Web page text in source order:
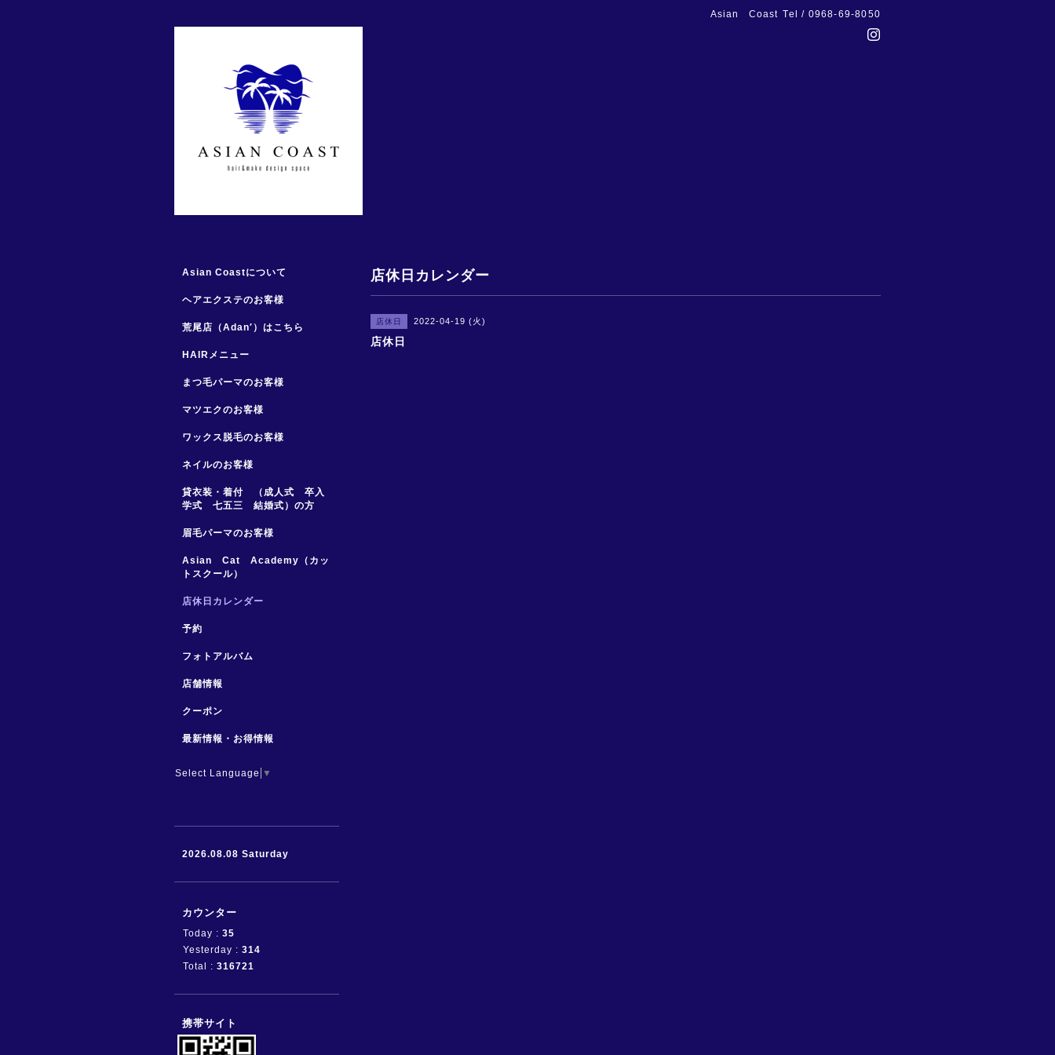
Asian Coast Tel / 0968-69-8050
店休日カレンダー
店休日 2022-04-19 (火)
店休日
Asian Coastについて
ヘアエクステのお客様
荒尾店（Adan′）はこちら
HAIRメニュー
まつ毛パーマのお客様
マツエクのお客様
ワックス脱毛のお客様
ネイルのお客様
貸衣装・着付 （成人式 卒入
学式 七五三 結婚式）の方
眉毛パーマのお客様
Asian Cat Academy（カッ
トスクール）
店休日カレンダー
予約
フォトアルバム
店舗情報
クーポン
最新情報・お得情報
Select Language ▼
2026.08.08 Saturday
カウンター
Today : 35
Yesterday : 314
Total : 316721
携帯サイト